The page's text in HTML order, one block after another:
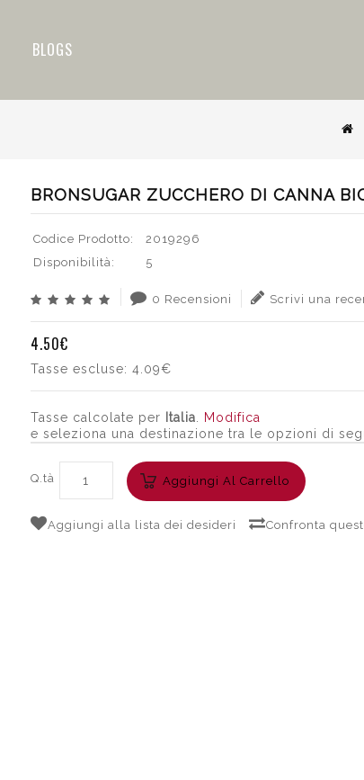
BLOGS
BRONSUGAR ZUCCHERO DI CANNA
Codice Prodotto:
2019296
Disponibilità:
5
0 Recensioni Scrivi una
4.50€
Tasse escluse: 4.09€
Tasse calcolate per Italia
Modifica
e seleziona una destinazione tra le opzioni di
Q.tà Aggiungi Al Carrello
Aggiungi alla lista dei desideri Confronta